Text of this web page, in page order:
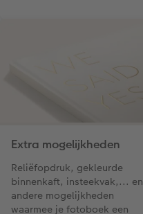
Extra mogelijkheden
Reliëfopdruk, gekleurde
binnenkaft, insteekvak,... en
andere mogelijkheden
waarmee je fotoboek een